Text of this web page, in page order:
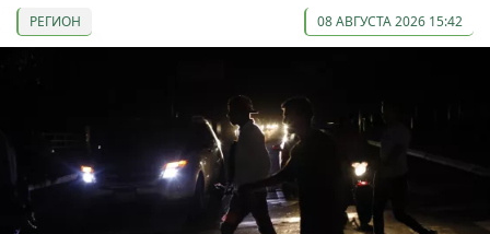
РЕГИОН 08 АВГУСТА 2026 15:42